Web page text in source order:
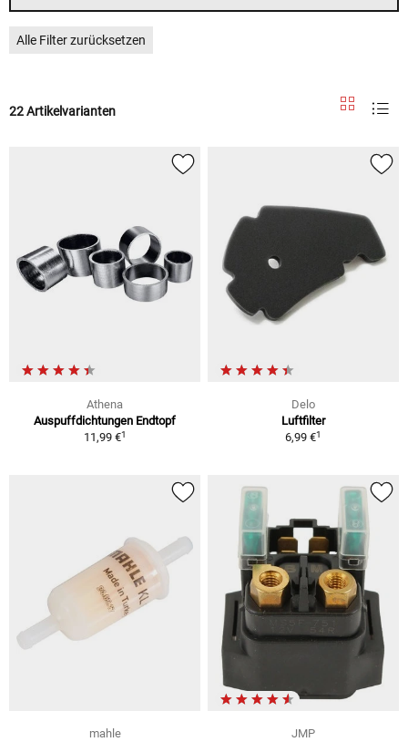
Alle Filter zurücksetzen
22 Artikelvarianten
Athena
Auspuffdichtungen Endtopf
11,99 €1
Delo
Luftfilter
6,99 €1
mahle
JMP